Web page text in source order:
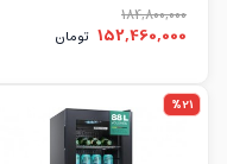
184,800,000
152,460,000 تومان
%21